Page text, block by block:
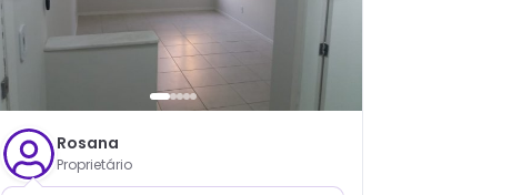
Rosana
Proprietário